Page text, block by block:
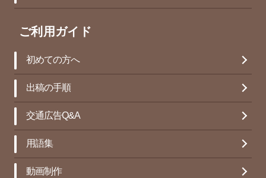
ご利用ガイド
初めての方へ
出稿の手順
交通広告Q&A
用語集
動画制作